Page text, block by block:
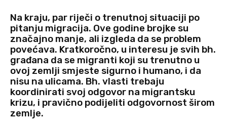
Na kraju, par riječi o trenutnoj situaciji po
pitanju migracija. Ove godine brojke su
značajno manje, ali izgleda da se problem
povećava. Kratkoročno, u interesu je svih bh.
građana da se migranti koji su trenutno u
ovoj zemlji smjeste sigurno i humano, i da
nisu na ulicama. Bh. vlasti trebaju
koordinirati svoj odgovor na migrantsku
krizu, i pravično podijeliti odgovornost širom
zemlje.